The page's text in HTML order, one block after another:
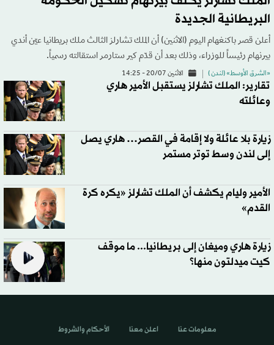
البريطانية الجديدة
أعلن قصر باكنغهام اليوم (الاثنين) أن الملك تشارلز الثالث ملك بريطانيا عيّن أندي
بيرنهام رئيساً للوزراء، وذلك بعد أن قدّم كير ستارمر استقالته رسمياً.
«الشرق الأوسط» (لندن ) الاثنين 20/07 - 14:25
تقارير: الملك تشارلز يستقبل الأمير هاري
وعائلته
زيارة بلا عائلة ولا إقامة في القصر… هاري يصل
إلى لندن وسط توتر مستمر
الأمير وليام يكشف أن الملك تشارلز «يكره كرة
القدم»
زيارة هاري وميغان إلى بريطانيا... ما موقف
كيت ميدلتون منها؟
معلومات عنا اعلن معنا الأحكام والشروط